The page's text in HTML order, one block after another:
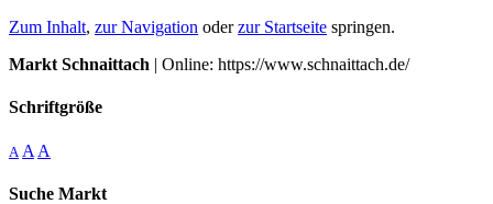
Zum Inhalt, zur Navigation oderzur Startseite springen.
Markt Schnaittach | Online: https://www.schnaittach.de/
Schriftgröße
A A A
Suche Markt